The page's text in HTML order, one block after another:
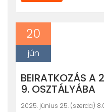
20
jún
BEIRATKOZÁS
9. OSZTÁLYÁBA
2025. június 25. (szerda)